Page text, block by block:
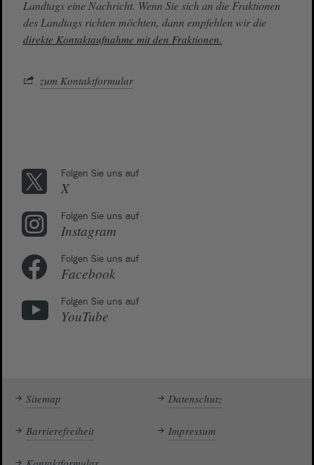
Landtags eine Nachricht. Wenn Sie sich an die Fraktionen
des Landtags richten möchten, dann empfehlen wir die
direkte Kontaktaufnahme mit den Fraktionen.
zum Kontaktformular
Folgen Sie uns auf
X
Folgen Sie uns auf
Instagram
Folgen Sie uns auf
Facebook
Folgen Sie uns auf
YouTube
Sitemap Datenschutz
Barrierefreiheit Impressum